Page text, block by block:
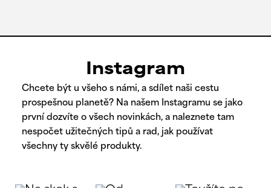
Instagram
Chcete být u všeho s námi, a sdílet naši cestu
prospešnou planetě? Na našem Instagramu se jako
první dozvíte o všech novinkách, a naleznete tam
nespočet užitečných tipů a rad, jak používat
všechny ty skvělé produkty.